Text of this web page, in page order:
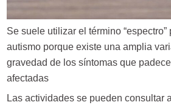
Se suele utilizar el término “espectro”
autismo porque existe una amplia
gravedad de los síntomas que
afectadas
Las actividades se pueden consultar